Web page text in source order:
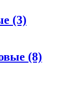
(3)
(8)